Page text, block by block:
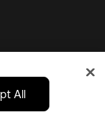
Japan
All